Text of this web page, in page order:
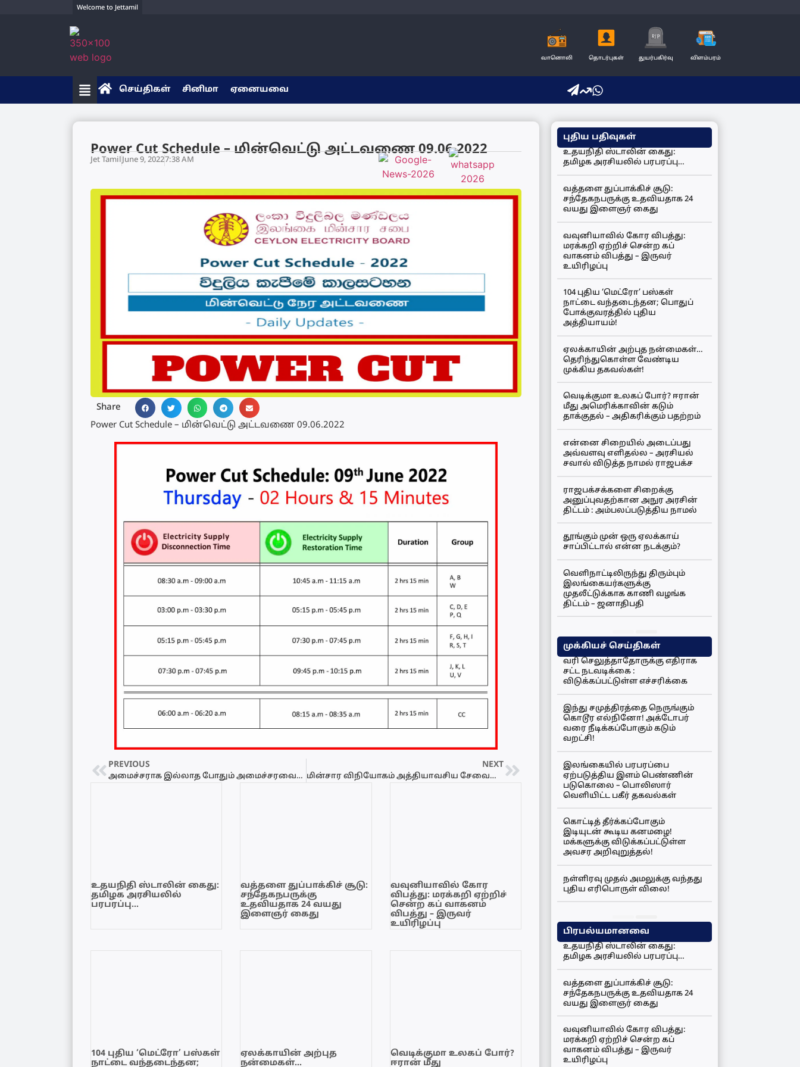
Welcome to Jettamil
வானொலி தொடர்புகள் துயர்பகிர்வு விளம்பரம்
செய்திகள் சினிமா ஏனையவை
Power Cut Schedule – மின்வெட்டு அட்டவணை 09.06.2022
Jet TamilJune 9, 20227:38 AM
Share
Power Cut Schedule – மின்வெட்டு அட்டவணை 09.06.2022
PREVIOUS
அமைச்சராக இல்லாத போதும் அமைச்சரவைக் கூட்டத்துக்கு இணைத் தலைமை தாங்கிய மகிந்த
NEXT
மின்சார விநியோகம் அத்தியாவசிய சேவையாக பிரகடனம் – பணிப்புறக்கணிப்பு இடைநிறுத்தம்
உதயநிதி ஸ்டாலின் கைது:
தமிழக அரசியலில்
பரபரப்பு…
வத்தளை துப்பாக்கிச் சூடு:
சந்தேகநபருக்கு
உதவியதாக 24 வயது
இளைஞர் கைது
வவுனியாவில் கோர
விபத்து: மரக்கறி ஏற்றிச்
சென்ற கப் வாகனம்
விபத்து – இருவர்
உயிரிழப்பு
104 புதிய ‘மெட்ரோ’ பஸ்கள்
நாட்டை வந்தடைந்தன;
ஏலக்காயின் அற்புத
நன்மைகள்…
வெடிக்குமா உலகப் போர்?
ஈரான் மீது
புதிய பதிவுகள்
உதயநிதி ஸ்டாலின் கைது:
தமிழக அரசியலில் பரபரப்பு…
வத்தளை துப்பாக்கிச் சூடு:
சந்தேகநபருக்கு உதவியதாக 24
வயது இளைஞர் கைது
வவுனியாவில் கோர விபத்து:
மரக்கறி ஏற்றிச் சென்ற கப்
வாகனம் விபத்து – இருவர்
உயிரிழப்பு
104 புதிய ‘மெட்ரோ’ பஸ்கள்
நாட்டை வந்தடைந்தன; பொதுப்
போக்குவரத்தில் புதிய
அத்தியாயம்!
ஏலக்காயின் அற்புத நன்மைகள்…
தெரிந்துகொள்ள வேண்டிய
முக்கிய தகவல்கள்!
வெடிக்குமா உலகப் போர்? ஈரான்
மீது அமெரிக்காவின் கடும்
தாக்குதல் – அதிகரிக்கும் பதற்றம்
என்னை சிறையில் அடைப்பது
அவ்வளவு எளிதல்ல – அரசியல்
சவால் விடுத்த நாமல் ராஜபக்ச
ராஜபக்சக்களை சிறைக்கு
அனுப்புவதற்கான அநுர அரசின்
திட்டம் : அம்பலப்படுத்திய நாமல்
தூங்கும் முன் ஒரு ஏலக்காய்
சாப்பிட்டால் என்ன நடக்கும்?
வெளிநாட்டிலிருந்து திரும்பும்
இலங்கையர்களுக்கு
முதலீட்டுக்காக காணி வழங்க
திட்டம் – ஜனாதிபதி
முக்கியச் செய்திகள்
வரி செலுத்தாதோருக்கு எதிராக
சட்ட நடவடிக்கை :
விடுக்கப்பட்டுள்ள எச்சரிக்கை
இந்து சமுத்திரத்தை நெருங்கும்
கொடூர எல்நினோ! அக்டோபர்
வரை நீடிக்கப்போகும் கடும்
வறட்சி!
இலங்கையில் பரபரப்பை
ஏற்படுத்திய இளம் பெண்ணின்
படுகொலை – பொலிஸார்
வெளியிட்ட பகீர் தகவல்கள்
கொட்டித் தீர்க்கப்போகும்
இடியுடன் கூடிய கனமழை!
மக்களுக்கு விடுக்கப்பட்டுள்ள
அவசர அறிவுறுத்தல்!
நள்ளிரவு முதல் அமலுக்கு வந்தது
புதிய எரிபொருள் விலை!
பிரபல்யமானவை
உதயநிதி ஸ்டாலின் கைது:
தமிழக அரசியலில் பரபரப்பு…
வத்தளை துப்பாக்கிச் சூடு:
சந்தேகநபருக்கு உதவியதாக 24
வயது இளைஞர் கைது
வவுனியாவில் கோர விபத்து:
மரக்கறி ஏற்றிச் சென்ற கப்
வாகனம் விபத்து – இருவர்
உயிரிழப்பு